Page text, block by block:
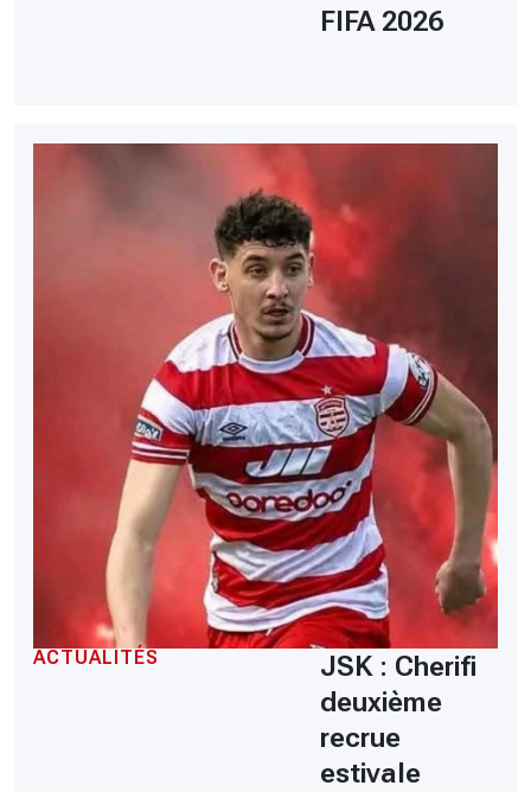
FIFA 2026
ACTUALITÉS
JSK : Cherifi
deuxième
recrue
estivale